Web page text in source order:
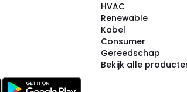
HVAC
Renewable
Kabel
Consumer
Gereedschap
Bekijk alle